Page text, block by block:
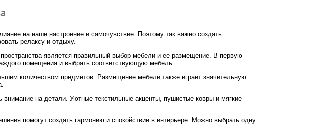
на наше настроение и самочувствие. Поэтому так важно создать
релаксу и отдыху.
является правильный выбор мебели и ее размещение. В первую
помещения и выбрать соответствующую мебель.
количеством предметов. Размещение мебели также играет значительную
внимание на детали. Уютные текстильные акценты, пушистые ковры и мягкие
помогут создать гармонию и спокойствие в интерьере. Можно выбрать одну